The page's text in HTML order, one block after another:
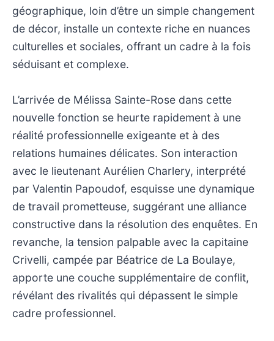
géographique, loin d’être un simple changement
de décor, installe un contexte riche en nuances
culturelles et sociales, offrant un cadre à la fois
séduisant et complexe.
L’arrivée de Mélissa Sainte-Rose dans cette
nouvelle fonction se heurte rapidement à une
réalité professionnelle exigeante et à des
relations humaines délicates. Son interaction
avec le lieutenant Aurélien Charlery, interprété
par Valentin Papoudof, esquisse une dynamique
de travail prometteuse, suggérant une alliance
constructive dans la résolution des enquêtes. En
revanche, la tension palpable avec la capitaine
Crivelli, campée par Béatrice de La Boulaye,
apporte une couche supplémentaire de conflit,
révélant des rivalités qui dépassent le simple
cadre professionnel.